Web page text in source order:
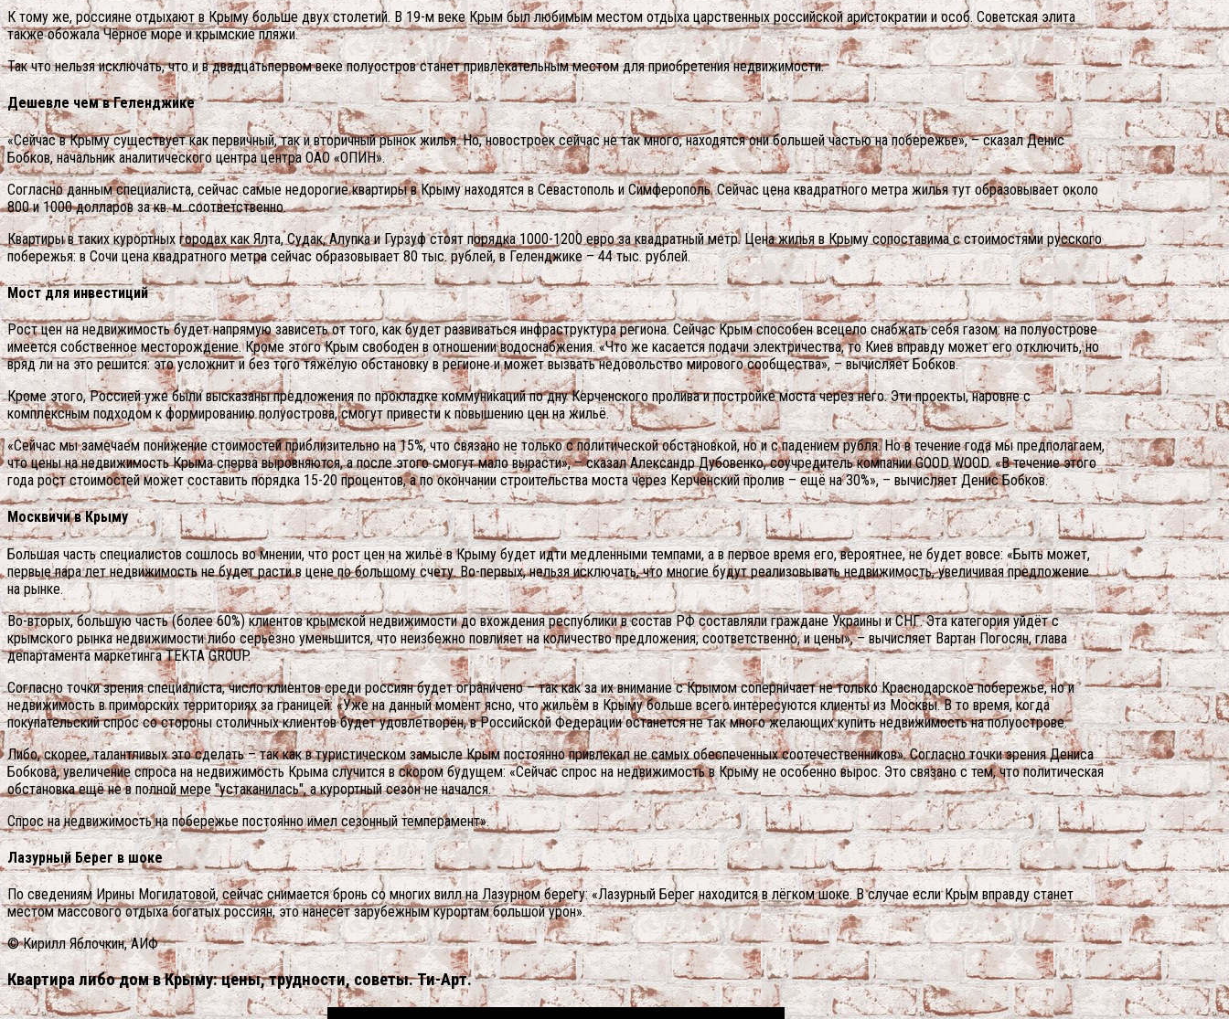
К тому же, россияне отдыхают в Крыму больше двух столетий. В 19-м веке Крым был любимым местом отдыха царственных российской аристократии и особ. Советская элита
также обожала Чёрное море и крымские пляжи.
Так что нельзя исключать, что и в двадцатьпервом веке полуостров станет привлекательным местом для приобретения недвижимости.
Дешевле чем в Геленджике
«Сейчас в Крыму существует как первичный, так и вторичный рынок жилья. Но, новостроек сейчас не так много, находятся они большей частью на побережье», – сказал Денис
Бобков, начальник аналитического центра центра ОАО «ОПИН».
Согласно данным специалиста, сейчас самые недорогие квартиры в Крыму находятся в Севастополь и Симферополь. Сейчас цена квадратного метра жилья тут образовывает около
800 и 1000 долларов за кв. м. соответственно.
Квартиры в таких курортных городах как Ялта, Судак, Алупка и Гурзуф стоят порядка 1000-1200 евро за квадратный метр. Цена жилья в Крыму сопоставима с стоимостями русского
побережья: в Сочи цена квадратного метра сейчас образовывает 80 тыс. рублей, в Геленджике – 44 тыс. рублей.
Мост для инвестиций
Рост цен на недвижимость будет напрямую зависеть от того, как будет развиваться инфраструктура региона. Сейчас Крым способен всецело снабжать себя газом: на полуострове
имеется собственное месторождение. Кроме этого Крым свободен в отношении водоснабжения. «Что же касается подачи электричества, то Киев вправду может его отключить, но
вряд ли на это решится: это усложнит и без того тяжёлую обстановку в регионе и может вызвать недовольство мирового сообщества», – вычисляет Бобков.
Кроме этого, Россией уже были высказаны предложения по прокладке коммуникаций по дну Керченского пролива и постройке моста через него. Эти проекты, наровне с
комплексным подходом к формированию полуострова, смогут привести к повышению цен на жильё.
«Сейчас мы замечаем понижение стоимостей приблизительно на 15%, что связано не только с политической обстановкой, но и с падением рубля. Но в течение года мы предполагаем,
что цены на недвижимость Крыма сперва выровняются, а после этого смогут мало вырасти», – сказал Александр Дубовенко, соучредитель компании GOOD WOOD. «В течение этого
года рост стоимостей может составить порядка 15-20 процентов, а по окончании строительства моста через Керченский пролив – ещё на 30%», – вычисляет Денис Бобков.
Москвичи в Крыму
Большая часть специалистов сошлось во мнении, что рост цен на жильё в Крыму будет идти медленными темпами, а в первое время его, вероятнее, не будет вовсе: «Быть может,
первые пара лет недвижимость не будет расти в цене по большому счету. Во-первых, нельзя исключать, что многие будут реализовывать недвижимость, увеличивая предложение
на рынке.
Во-вторых, большую часть (более 60%) клиентов крымской недвижимости до вхождения республики в состав РФ составляли граждане Украины и СНГ. Эта категория уйдёт с
крымского рынка недвижимости либо серьёзно уменьшится, что неизбежно повлияет на количество предложения, соответственно, и цены», – вычисляет Вартан Погосян, глава
департамента маркетинга TEKTA GROUP.
Согласно точки зрения специалиста, число клиентов среди россиян будет ограничено – так как за их внимание с Крымом соперничает не только Краснодарское побережье, но и
недвижимость в приморских территориях за границей: «Уже на данный момент ясно, что жильём в Крыму больше всего интересуются клиенты из Москвы. В то время, когда
покупательский спрос со стороны столичных клиентов будет удовлетворён, в Российской Федерации останется не так много желающих купить недвижимость на полуострове.
Либо, скорее, талантливых это сделать – так как в туристическом замысле Крым постоянно привлекал не самых обеспеченных соотечественников». Согласно точки зрения Дениса
Бобкова, увеличение спроса на недвижимость Крыма случится в скором будущем: «Сейчас спрос на недвижимость в Крыму не особенно вырос. Это связано с тем, что политическая
обстановка ещё не в полной мере "устаканилась", а курортный сезон не начался.
Спрос на недвижимость на побережье постоянно имел сезонный темперамент».
Лазурный Берег в шоке
По сведениям Ирины Могилатовой, сейчас снимается бронь со многих вилл на Лазурном берегу: «Лазурный Берег находится в лёгком шоке. В случае если Крым вправду станет
местом массового отдыха богатых россиян, это нанесёт зарубежным курортам большой урон».
© Кирилл Яблочкин, АИФ
Квартира либо дом в Крыму: цены, трудности, советы. Ти-Арт.